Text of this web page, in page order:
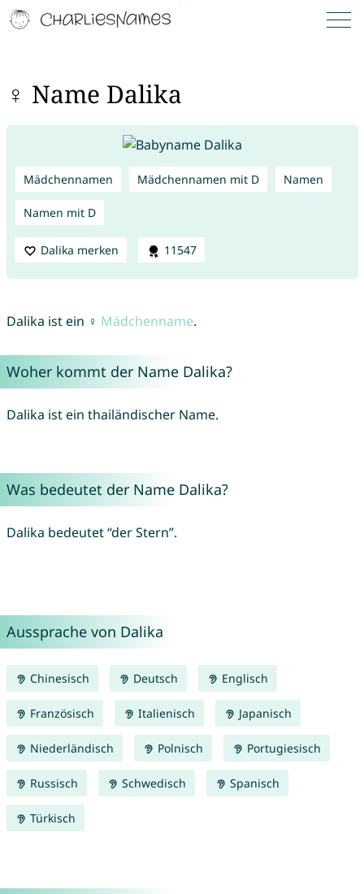
♀ Name Dalika
Mädchennamen Mädchennamen mit D Namen
Namen mit D
Dalika merken 11547
Dalika ist ein ♀ Mädchenname.
Woher kommt der Name Dalika?
Dalika ist ein thailändischer Name.
Was bedeutet der Name Dalika?
Dalika bedeutet “der Stern”.
Aussprache von Dalika
Chinesisch Deutsch Englisch
Französisch Italienisch Japanisch
Niederländisch Polnisch Portugiesisch
Russisch Schwedisch Spanisch
Türkisch